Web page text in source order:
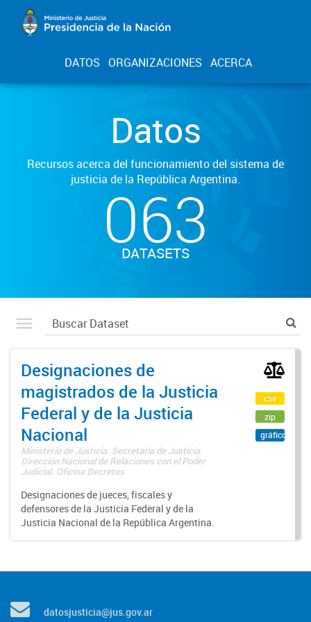
DATOS ORGANIZACIONES ACERCA
Datos
Recursos acerca del funcionamiento del sistema de
justicia de la República Argentina.
063
DATASETS
Designaciones de
magistrados de la Justicia
Federal y de la Justicia
Nacional
Ministerio de Justicia. Secretaría de Justicia.
Dirección Nacional de Relaciones con el Poder
Judicial. Oficina Decretos
Designaciones de jueces, fiscales y
defensores de la Justicia Federal y de la
Justicia Nacional de la República Argentina.
csv
zip
gráfico
datosjusticia@jus.gov.ar